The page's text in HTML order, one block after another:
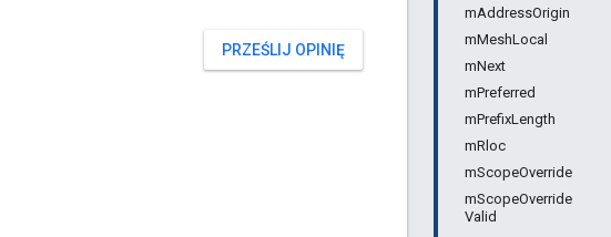
mAddressOrigin
mMeshLocal
mNext
mPreferred
mPrefixLength
mRloc
mScopeOverride
mScopeOverride
Valid
PRZEŚLIJ OPINIĘ